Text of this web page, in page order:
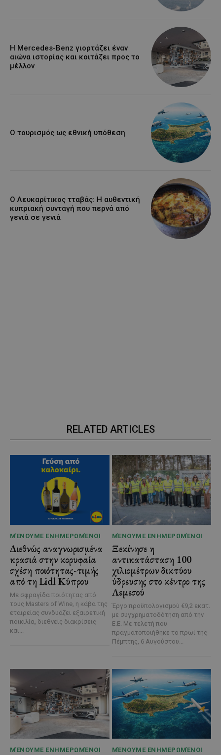
Η Mercedes-Benz γιορτάζει έναν
αιώνα ιστορίας και κοιτάζει προς το
μέλλον
Ο τουρισμός ως εθνική υπόθεση
Ο Λευκαρίτικος τταβάς: Η αυθεντική
κυπριακή συνταγή που περνά από
γενιά σε γενιά
RELATED ARTICLES
ΜΈΝΟΥΜΕ ΕΝΗΜΕΡΩΜΈΝΟΙ
Διεθνώς αναγνωρισμένα
κρασιά στην κορυφαία
σχέση ποιότητας-τιμής
από τη Lidl Κύπρου
Με σφραγίδα ποιότητας από
τους Masters of Wine, η κάβα της
εταιρείας συνδυάζει εξαιρετική
ποικιλία, διεθνείς διακρίσεις
και...
ΜΈΝΟΥΜΕ ΕΝΗΜΕΡΩΜΈΝΟΙ
Ξεκίνησε η
αντικατάσταση 100
χιλιομέτρων δικτύου
ύδρευσης στο κέντρο της
Λεμεσού
Έργο προϋπολογισμού €9,2 εκατ.
με συγχρηματοδότηση από την
Ε.Ε. Με τελετή που
πραγματοποιήθηκε το πρωί της
Πέμπτης, 6 Αυγούστου...
ΜΈΝΟΥΜΕ ΕΝΗΜΕΡΩΜΈΝΟΙ ΜΈΝΟΥΜΕ ΕΝΗΜΕΡΩΜΈΝΟΙ